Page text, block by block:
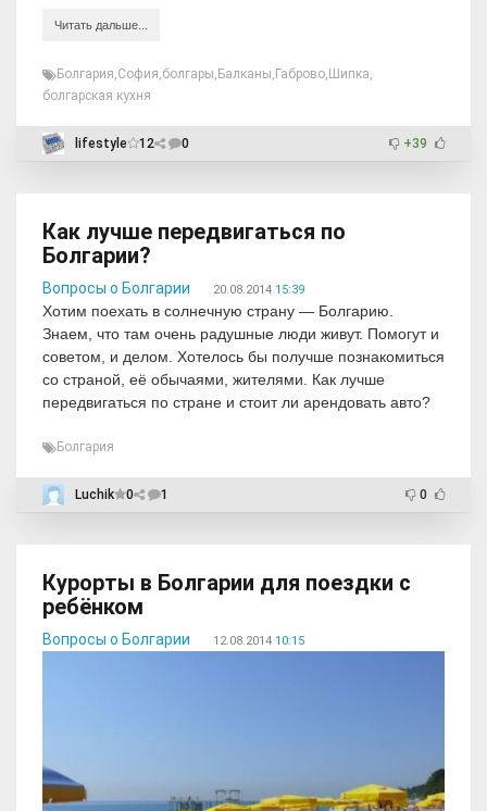
Читать дальше...
Болгария София болгары Балканы Габрово Шипка
болгарская кухня
lifestyle 12 0 +39
Как лучше передвигаться по
Болгарии?
Вопросы о Болгарии 20.08.2014 15:39
Хотим поехать в солнечную страну — Болгарию.
Знаем, что там очень радушные люди живут. Помогут и
советом, и делом. Хотелось бы получше познакомиться
со страной, её обычаями, жителями. Как лучше
передвигаться по стране и стоит ли арендовать авто?
Болгария
Luchik 0 1 0
Курорты в Болгарии для поездки с
ребёнком
Вопросы о Болгарии 12.08.2014 10:15